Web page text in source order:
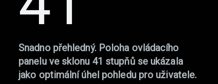
Snadno přehledný. Poloha ovládacího
panelu ve sklonu 41 stupňů se ukázala
jako optimální úhel pohledu pro uživatele.